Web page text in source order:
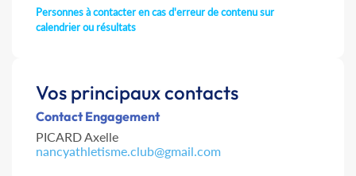
Personnes à contacter en cas d'erreur de contenu sur
calendrier ou résultats
Vos principaux contacts
Contact Engagement
PICARD Axelle
nancyathletisme.club@gmail.com